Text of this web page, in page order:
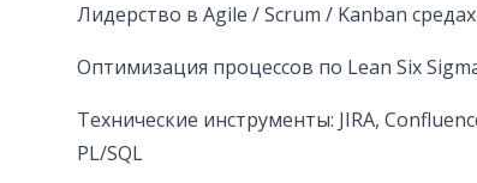
Лидерство в Agile / Scrum / Kanban средах
Оптимизация процессов по Lean Six
Технические инструменты: JIRA,
PL/SQL